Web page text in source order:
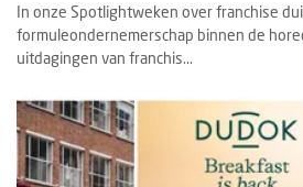
In onze Spotlightweken over franchise
formuleondernemerschap binnen de
uitdagingen van franchis...